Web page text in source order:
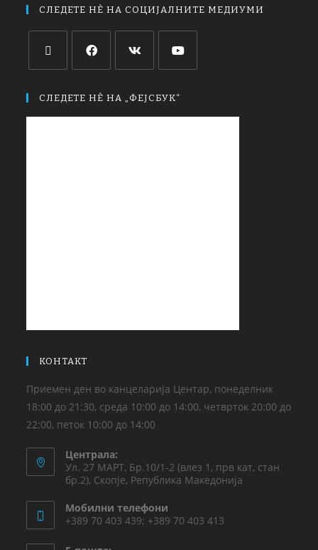
СЛЕДЕТЕ НЀ НА СОЦИЈАЛНИТЕ МЕДИУМИ
СЛЕДЕТЕ НЀ НА „ФЕЈСБУК“
КОНТАКТ
Приемен ден во канцеларија Центар, понеделник
18:00 до 21:30, среда 10:00 до 14:00, четврток 20:00 до
22:00, петок 10:00 до 14:00
Централа:
Ул. 27 МАРТ, Бр.10/1-2 (влез 1, прв кат, стан
бр.2), Скопје, Република Македонија
Мобилни телефони
+389 70 403 439; +389 70 403 413